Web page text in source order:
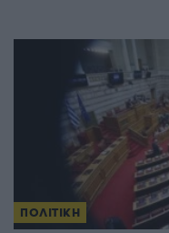
ΠΟΛΙΤΙΚΗ